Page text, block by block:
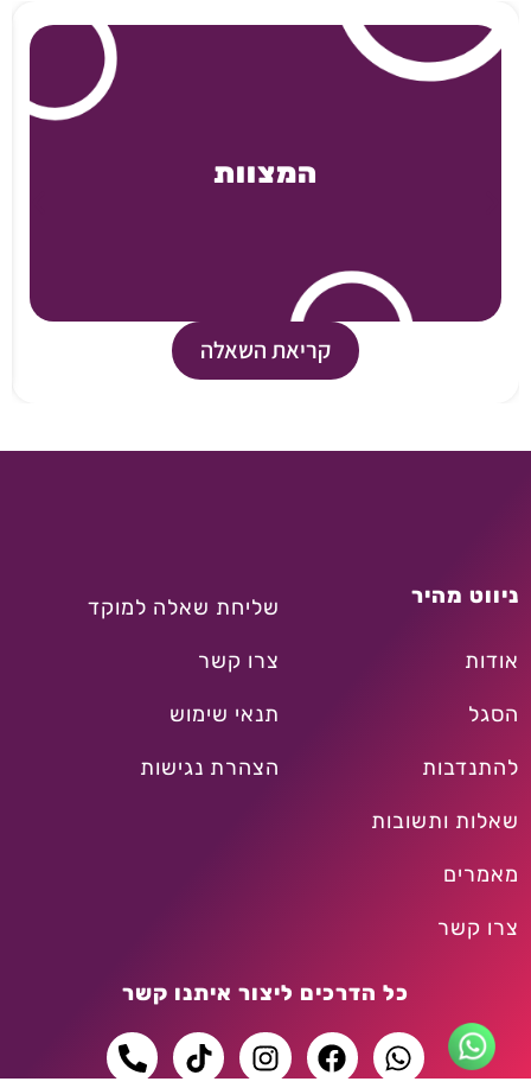
המצוות
קריאת השאלה
ניווט מהיר
אודות
הסגל
להתנדבות
שאלות ותשובות
מאמרים
צרו קשר
שליחת שאלה למוקד
צרו קשר
תנאי שימוש
הצהרת נגישות
כל הדרכים ליצור איתנו קשר